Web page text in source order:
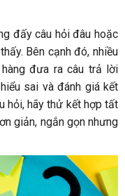
đấy câu hỏi đâu hoặc
Bên cạnh đó, nhiều
đưa ra câu trả lời
sai và đánh giá kết
hỏi, hãy thử kết hợp tất
giản, ngắn gọn nhưng